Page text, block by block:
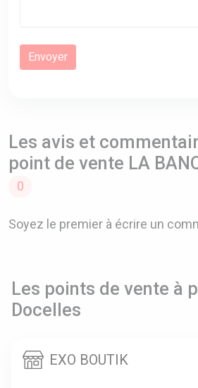
Les avis et
point de vente LA
0
Soyez le premier à écrire un
Les points de vente à
Docelles
EXO BOUTIK